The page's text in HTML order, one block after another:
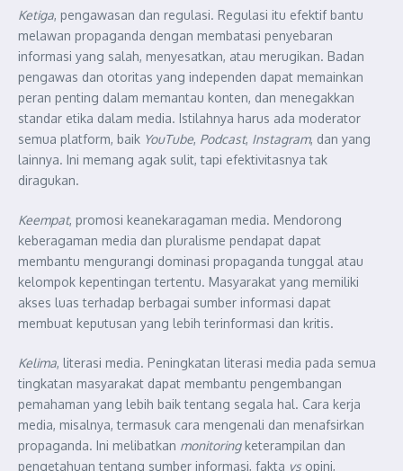
Ketiga, pengawasan dan regulasi. Regulasi itu efektif bantu
melawan propaganda dengan membatasi penyebaran
informasi yang salah, menyesatkan, atau merugikan. Badan
pengawas dan otoritas yang independen dapat memainkan
peran penting dalam memantau konten, dan menegakkan
standar etika dalam media. Istilahnya harus ada moderator
semua platform, baik YouTube, Podcast, Instagram, dan yang
lainnya. Ini memang agak sulit, tapi efektivitasnya tak
diragukan.
Keempat, promosi keanekaragaman media. Mendorong
keberagaman media dan pluralisme pendapat dapat
membantu mengurangi dominasi propaganda tunggal atau
kelompok kepentingan tertentu. Masyarakat yang memiliki
akses luas terhadap berbagai sumber informasi dapat
membuat keputusan yang lebih terinformasi dan kritis.
Kelima, literasi media. Peningkatan literasi media pada semua
tingkatan masyarakat dapat membantu pengembangan
pemahaman yang lebih baik tentang segala hal. Cara kerja
media, misalnya, termasuk cara mengenali dan menafsirkan
propaganda. Ini melibatkan monitoringketerampilan dan
pengetahuan tentang sumber informasi, fakta vs opini,